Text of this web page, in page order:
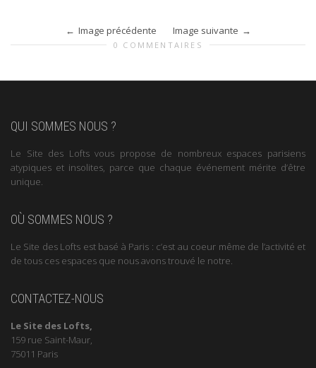
Image précédente Image suivante
0 COMMENTAIRES
QUI SOMMES NOUS ?
Le Site des Lofts vous propose de nombreux espaces parisiens
atypiques et insolites, parce que chaque événement mérite d’être
unique.
OÙ SOMMES NOUS ?
Le Site des Lofts est basé à Paris : c’est au coeur même de l’activité et
de tous ces espaces que nous avons trouvé le notre.
CONTACTEZ-NOUS
Le Site des Lofts,
159 rue Saint-Maur,
75011 Paris